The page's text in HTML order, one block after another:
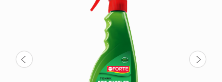
ЦВЕТЫ В ПАЧКАХ
СВАДЕБНАЯ ФЛОРИСТИКА
КОМНАТНЫЕ РАСТЕНИЯ
ГОРШКИ И КАШПО